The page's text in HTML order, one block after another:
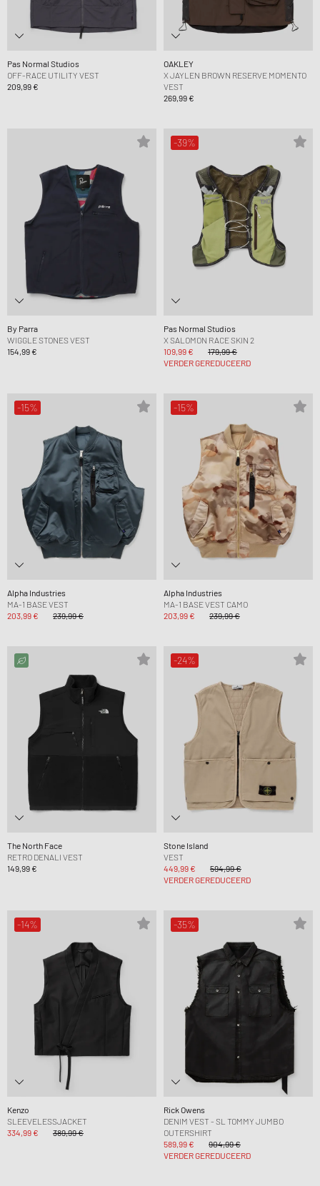
Pas Normal Studios
OFF-RACE UTILITY VEST
209,99 €
OAKLEY
X JAYLEN BROWN RESERVE MOMENTO
VEST
269,99 €
By Parra
WIGGLE STONES VEST
154,99 €
-39%
Pas Normal Studios
X SALOMON RACE SKIN 2
109,99 €
179,99 €
VERDER GEREDUCEERD
-15%
Alpha Industries
MA-1 BASE VEST
203,99 €
239,99 €
-15%
Alpha Industries
MA-1 BASE VEST CAMO
203,99 €
239,99 €
The North Face
RETRO DENALI VEST
149,99 €
-24%
Stone Island
VEST
449,99 €
594,99 €
VERDER GEREDUCEERD
-14%
Kenzo
SLEEVELESSJACKET
334,99 €
389,99 €
-35%
Rick Owens
DENIM VEST - SL TOMMY JUMBO
OUTERSHIRT
589,99 €
904,99 €
VERDER GEREDUCEERD